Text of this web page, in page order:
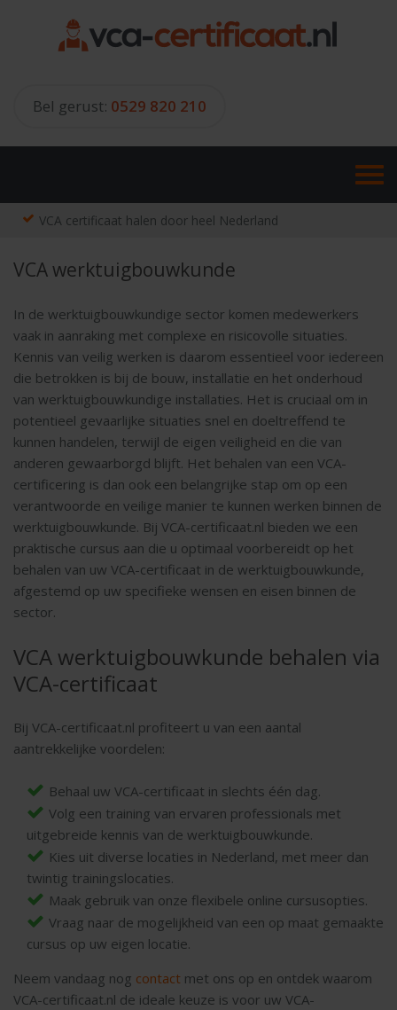
Bel gerust: 0529 820 210
VCA certificaat halen door heel Nederland
VCA werktuigbouwkunde
In de werktuigbouwkundige sector komen medewerkers
vaak in aanraking met complexe en risicovolle situaties.
Kennis van veilig werken is daarom essentieel voor iedereen
die betrokken is bij de bouw, installatie en het onderhoud
van werktuigbouwkundige installaties. Het is cruciaal om in
potentieel gevaarlijke situaties snel en doeltreffend te
kunnen handelen, terwijl de eigen veiligheid en die van
anderen gewaarborgd blijft. Het behalen van een VCA-
certificering is dan ook een belangrijke stap om op een
verantwoorde en veilige manier te kunnen werken binnen de
werktuigbouwkunde. Bij VCA-certificaat.nl bieden we een
praktische cursus aan die u optimaal voorbereidt op het
behalen van uw VCA-certificaat in de werktuigbouwkunde,
afgestemd op uw specifieke wensen en eisen binnen de
sector.
VCA werktuigbouwkunde behalen via
VCA-certificaat
Bij VCA-certificaat.nl profiteert u van een aantal
aantrekkelijke voordelen:
Behaal uw VCA-certificaat in slechts één dag.
Volg een training van ervaren professionals met
uitgebreide kennis van de werktuigbouwkunde.
Kies uit diverse locaties in Nederland, met meer dan
twintig trainingslocaties.
Maak gebruik van onze flexibele online cursusopties.
Vraag naar de mogelijkheid van een op maat gemaakte
cursus op uw eigen locatie.
Neem vandaag nog contact met ons op en ontdek waarom
VCA-certificaat.nl de ideale keuze is voor uw VCA-